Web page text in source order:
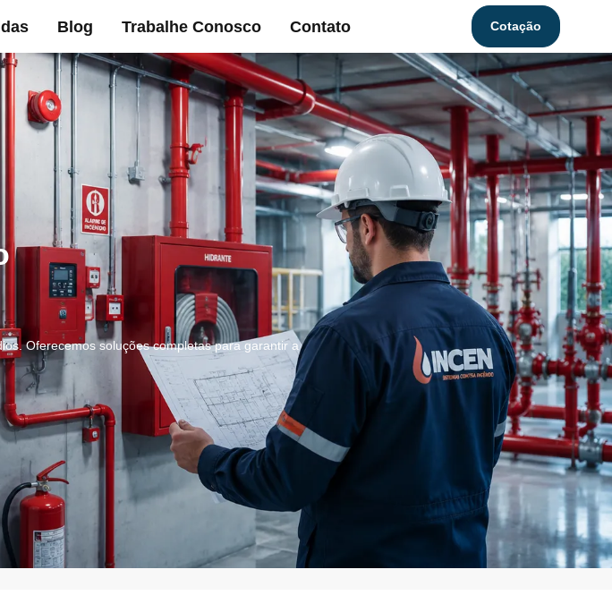
Blog Trabalhe Conosco Contato Cotação
Oferecemos soluções completas para garantir a